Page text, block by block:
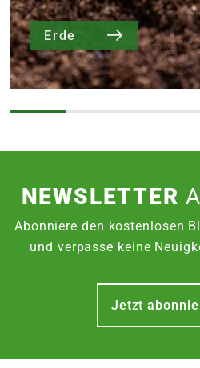
Erde
NEWSLETTER
Abonniere den kostenlosen
und verpasse keine
Jetzt